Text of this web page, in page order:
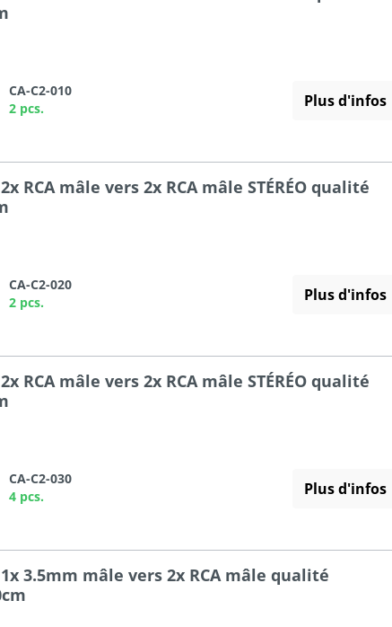
CA-C2-010
2 pcs. Plus d'infos
RCA mâle vers 2x RCA mâle STÉRÉO qualité
CA-C2-020
2 pcs. Plus d'infos
RCA mâle vers 2x RCA mâle STÉRÉO qualité
CA-C2-030
4 pcs. Plus d'infos
3.5mm mâle vers 2x RCA mâle qualité